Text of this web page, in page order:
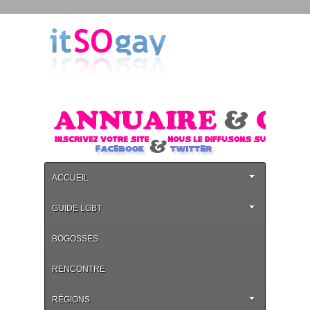
ACCUEIL
GUIDE LGBT
BOGOSSES
RENCONTRE
RÉGIONS